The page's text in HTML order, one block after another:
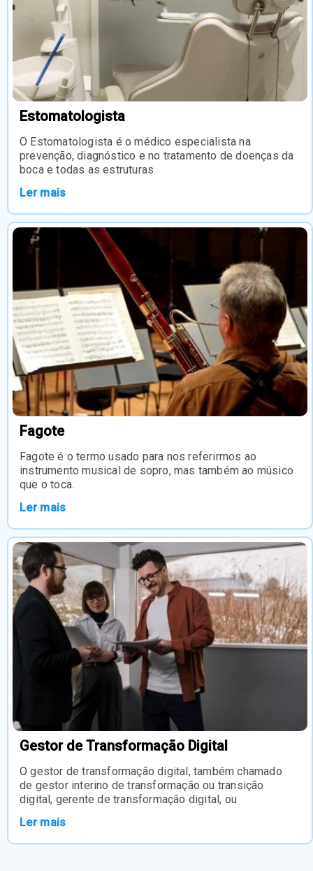
Estomatologista
O Estomatologista é o médico especialista na
prevenção, diagnóstico e no tratamento de doenças da
boca e todas as estruturas
Ler mais
Fagote
Fagote é o termo usado para nos referirmos ao
instrumento musical de sopro, mas também ao músico
que o toca.
Ler mais
Gestor de Transformação Digital
O gestor de transformação digital, também chamado
de gestor interino de transformação ou transição
digital, gerente de transformação digital, ou
Ler mais